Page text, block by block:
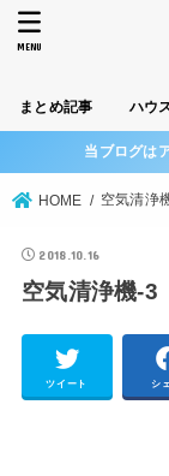
まとめ記事 ハウ
MENU
当ブログは
HOME 空気清浄
2018.10.16
空気清浄機-3
ツイート シ